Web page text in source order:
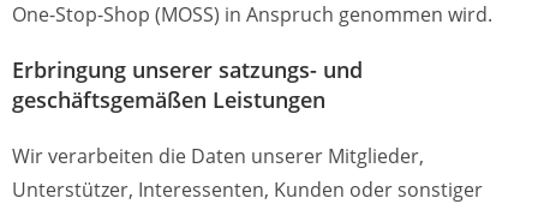
One-Stop-Shop (MOSS) in Anspruch genommen wird.
Erbringung unserer satzungs- und
geschäftsgemäßen Leistungen
Wir verarbeiten die Daten unserer Mitglieder,
Unterstützer, Interessenten, Kunden oder sonstiger